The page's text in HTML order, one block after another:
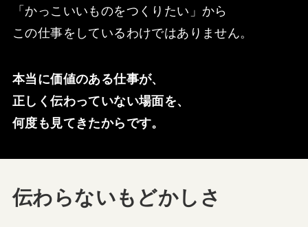
「かっこいいものをつくりたい」から
この仕事をしているわけではありません。
本当に価値のある仕事が、
正しく伝わっていない場面を、
何度も見てきたからです。
伝わらないもどかしさ